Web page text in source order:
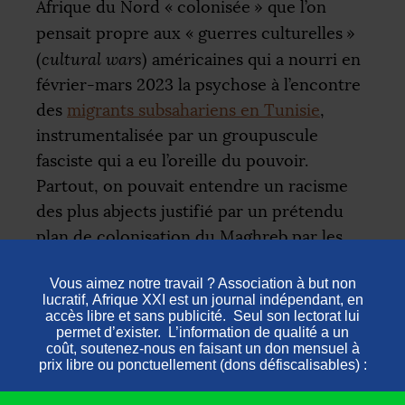
Afrique du Nord « colonisée » que l’on
pensait propre aux « guerres culturelles »
(cultural wars) américaines qui a nourri en
février-mars 2023 la psychose à l’encontre
des migrants subsahariens en Tunisie,
instrumentalisée par un groupuscule
fasciste qui a eu l’oreille du pouvoir.
Partout, on pouvait entendre un racisme
des plus abjects justifié par un prétendu
plan de colonisation du Maghreb par les
Or l’afrocentrisme doit tout d’abord être
compris comme une réaction à la
rhétorique coloniale selon laquelle l’Afrique